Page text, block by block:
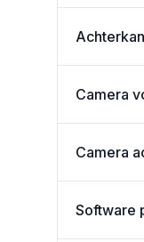
Camera
Camera
Software